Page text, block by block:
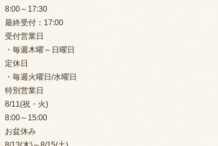
8:00～17:30
最終受付： 17:00
受付営業日
・毎週木曜～日曜日
定休日
・毎週火曜日/水曜日
特別営業日
8/11(祝・火)
8:00～15:00
お盆休み